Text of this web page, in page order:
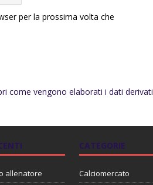
per la prossima volta che
come vengono elaborati i dati derivati
allenatore
CATEGORIE
Calciomercato